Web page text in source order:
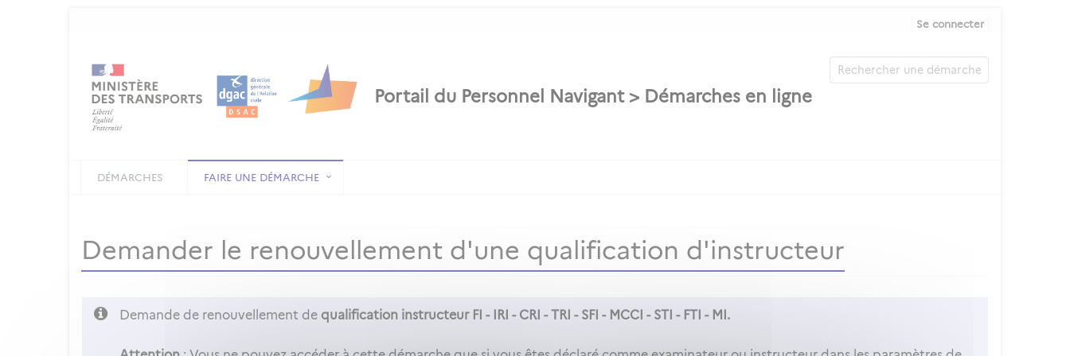
Se connecter
DÉMARCHES FAIRE UNE DÉMARCHE
Demander le renouvellement d'une qualification d'instructeur
Demande de renouvellement de qualification instructeur FI - IRI - CRI - TRI - SFI - MCCI - STI - FTI - MI.